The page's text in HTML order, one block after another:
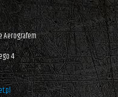
Aerografem
4